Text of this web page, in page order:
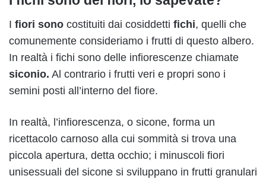
I fiori sono costituiti dai cosiddetti fichi, quelli che
comunemente consideriamo i frutti di questo albero.
In realtà i fichi sono delle infiorescenze chiamate
siconio. Al contrario i frutti veri e propri sono i
semini posti all’interno del fiore.
In realtà, l’infiorescenza, o sicone, forma un
ricettacolo carnoso alla cui sommità si trova una
piccola apertura, detta occhio; i minuscoli fiori
unisessuali del sicone si sviluppano in frutti granulari